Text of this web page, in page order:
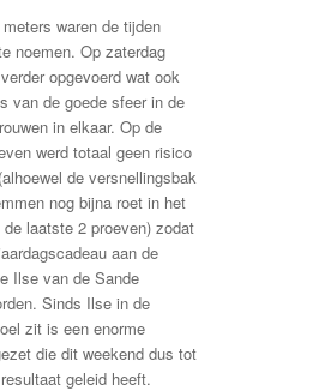
waren de tijden
noemen. Op zaterdag
opgevoerd wat ook
van de goede sfeer in de
in elkaar. Op de
werd totaal geen risico
de versnellingsbak
nog bijna roet in het
laatste 2 proeven) zodat
aan de
Ilse van de Sande
Sinds Ilse in de
zit is een enorme
die dit weekend dus tot
geleid heeft.